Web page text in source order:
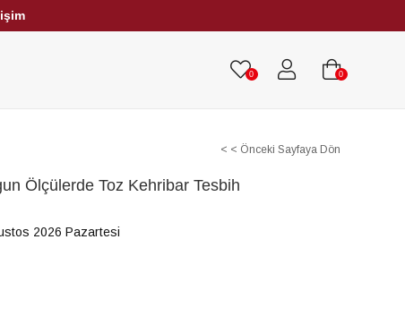
0 0
< < Önceki Sayfaya Dön
Ölçülerde Toz Kehribar Tesbih
2026 Pazartesi